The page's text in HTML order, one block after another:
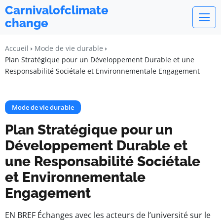
Carnivalofclimate
change
Accueil
Mode de vie durable
Plan Stratégique pour un Développement Durable et une
Responsabilité Sociétale et Environnementale Engagement
Mode de vie durable
Plan Stratégique pour un
Développement Durable et
une Responsabilité Sociétale
et Environnementale
Engagement
EN BREF Échanges avec les acteurs de l’université sur le